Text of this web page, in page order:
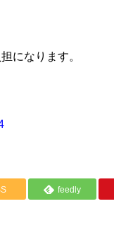
になります。
feedly